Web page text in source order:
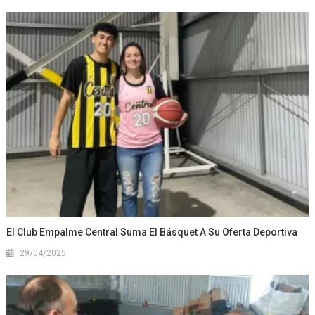
El Club Empalme Central Suma El Básquet A Su Oferta Deportiva
29/04/2025